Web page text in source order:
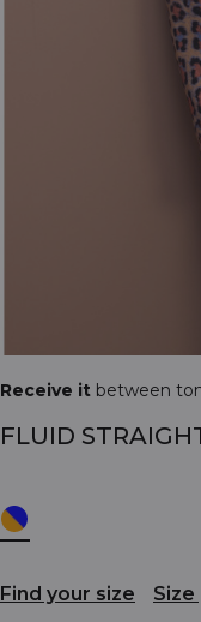
Receive it between
FLUID
Find your size Size